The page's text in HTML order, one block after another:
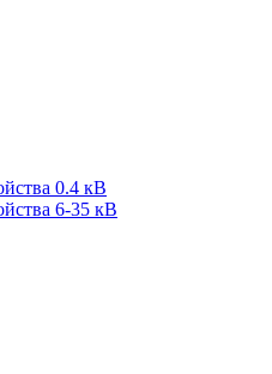
0.4 кВ
6-35 кВ